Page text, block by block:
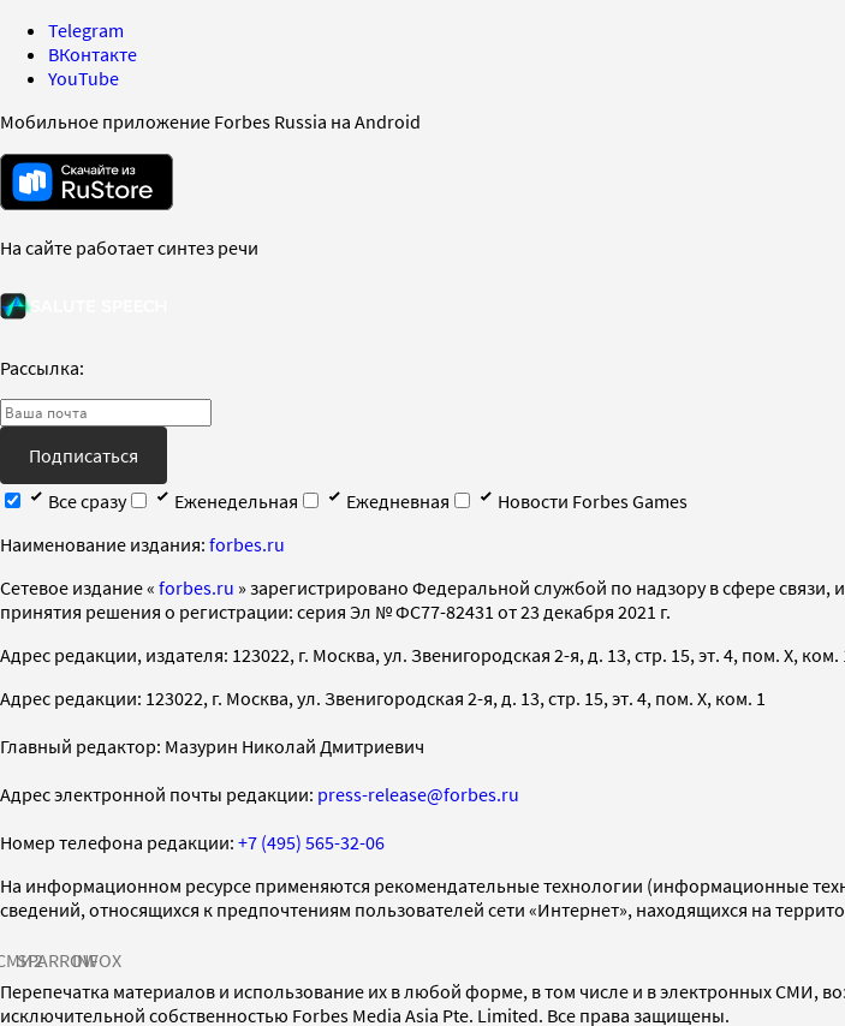
Telegram
ВКонтакте
YouTube
Мобильное приложение Forbes Russia на Android
На сайте работает синтез речи
Рассылка:
Подписаться
Все сразу
Еженедельная Ежедневная
Новости Forbes Games
Наименование издания: forbes.ru
Cетевое издание « forbes.ru » зарегистрировано Федеральной службой по надзору в сфере
принятия решения о регистрации: серия Эл № ФС77-82431 от 23 декабря 2021 г.
Адрес редакции, издателя: 123022, г. Москва, ул. Звенигородская 2-я, д. 13, стр. 15, эт. 4, пом. X, ком.
Адрес редакции: 123022, г. Москва, ул. Звенигородская 2-я, д. 13, стр. 15, эт. 4, пом. X, ком. 1
Главный редактор: Мазурин Николай Дмитриевич
Адрес электронной почты редакции: press-release@forbes.ru
Номер телефона редакции: +7 (495) 565-32-06
На информационном ресурсе применяются рекомендательные технологии (информационные
сведений, относящихся к предпочтениям пользователей сети «Интернет», находящихся на
SPARROWINFOX
Перепечатка материалов и использование их в любой форме, в том числе и в электронных СМИ,
исключительной собственностью Forbes Media Asia Pte. Limited. Все права защищены.